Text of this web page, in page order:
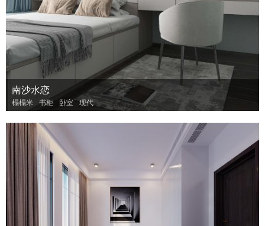
南沙水恋
榻榻米 书柜 卧室 现代